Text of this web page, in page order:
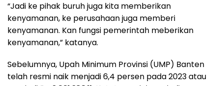
“Jadi ke pihak buruh juga kita memberikan
kenyamanan, ke perusahaan juga memberi
kenyamanan. Kan fungsi pemerintah meberikan
kenyamanan,” katanya.
Sebelumnya, Upah Minimum Provinsi (UMP) Banten
telah resmi naik menjadi 6,4 persen pada 2023 atau